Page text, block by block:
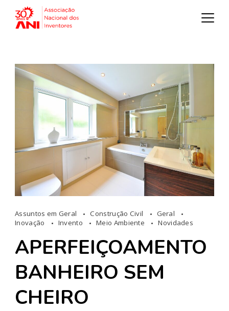
Assuntos em Geral Construção Civil
Geral
Inovação
Invento Meio Ambiente Novidades
APERFEIÇOAMENTO
BANHEIRO SEM
CHEIRO